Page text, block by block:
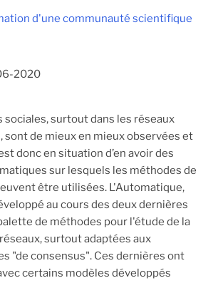
d'une communauté scientifique
2020
sociales, surtout dans les réseaux
sont de mieux en mieux observées et
donc en situation d’en avoir des
sur lesquels les méthodes de
être utilisées. L'Automatique,
au cours des deux dernières
de méthodes pour l'étude de la
surtout adaptées aux
"de consensus". Ces dernières ont
certains modèles développés